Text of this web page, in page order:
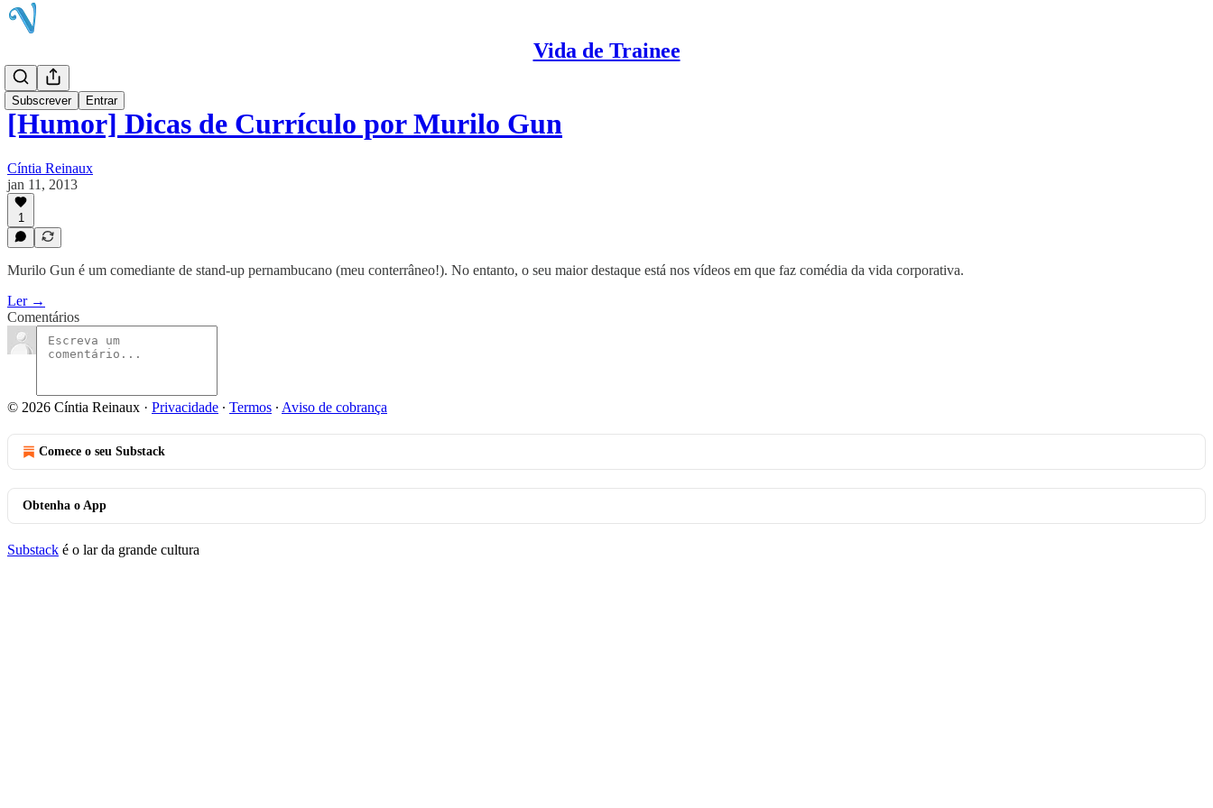
Vida de Trainee
Subscrever Entrar
Blog
[Humor] Dicas de Currículo por Murilo Gun
Cíntia Reinaux
jan 11, 2013
1
Murilo Gun é um comediante de stand-up pernambucano (meu conterrâneo!). No entanto, o seu maior destaque está nos vídeos em que faz comédia da vida corporativa.
Ler →
Comentários
© 2026 Cíntia Reinaux · Privacidade ∙ Termos ∙ Aviso de cobrança
Comece o seu Substack
Obtenha o App
Substack é o lar da grande cultura